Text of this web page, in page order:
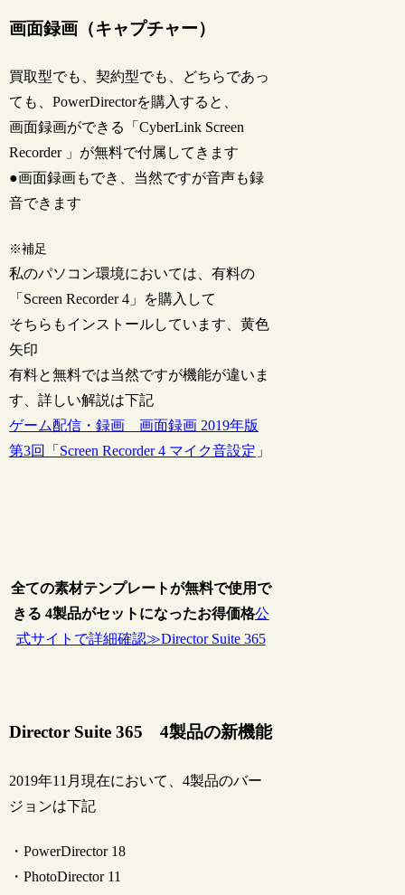
画面録画（キャプチャー）
買取型でも、契約型でも、どちらであっ
ても、PowerDirectorを購入すると、
画面録画ができる「CyberLink Screen
Recorder 」が無料で付属してきます
●画面録画もでき、当然ですが音声も録
音できます
※補足
私のパソコン環境においては、有料の
「Screen Recorder 4」を購入して
そちらもインストールしています、黄色
矢印
有料と無料では当然ですが機能が違いま
す、詳しい解説は下記
ゲーム配信・録画 画面録画 2019年版
第3回「Screen Recorder 4 マイク音設定 」
全ての素材テンプレートが無料で使用で
きる 4製品がセットになったお得価格公
式サイトで詳細確認≫Director Suite 365
Director Suite 365 4製品の新機能
2019年11月現在において、4製品のバー
ジョンは下記
・PowerDirector 18
・PhotoDirector 11